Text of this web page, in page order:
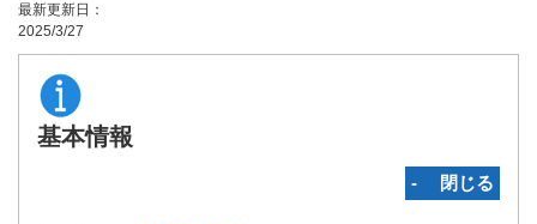
最新更新日：
2025/3/27
基本情報
‐ 閉じる